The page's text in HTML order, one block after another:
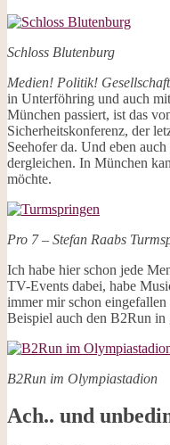
Schloss Blutenburg
Medien! Politik!
in Unterföhring und auch
München passiert, ist das
Sicherheitskonferenz, der
Seehofer da. Und eben
dergleichen. In München
möchte.
Pro 7 – Stefan Raabs
Ich habe hier schon jede
TV-Events dabei, habe
immer mir schon
Beispiel auch den B2Run in
B2Run im Olympiastadion
Ach.. und